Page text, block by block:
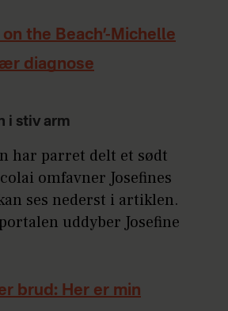
on the Beach’-Michelle
diagnose
i stiv arm
har parret delt et sødt
omfavner Josefines
ses nederst i artiklen.
uddyber Josefine
brud: Her er min